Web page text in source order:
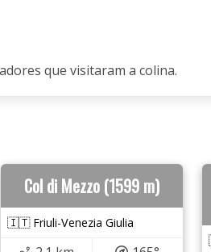
que visitaram a colina.
Col di Mezzo (1599 m)
🇮🇹 Friuli-Venezia Giulia